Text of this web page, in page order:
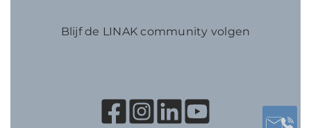
Blijf de LINAK community volgen